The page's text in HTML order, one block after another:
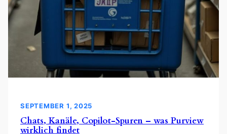
SEPTEMBER 1, 2025
Chats, Kanäle, Copilot-Spuren – was Purview
wirklich findet